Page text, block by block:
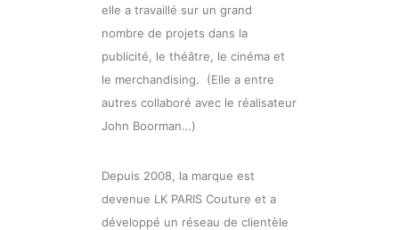
elle a travaillé sur un grand
nombre de projets dans la
publicité, le théâtre, le cinéma et
le merchandising. (Elle a entre
autres collaboré avec le réalisateur
John Boorman…)
Depuis 2008, la marque est
devenue LK PARIS Couture et a
développé un réseau de clientèle